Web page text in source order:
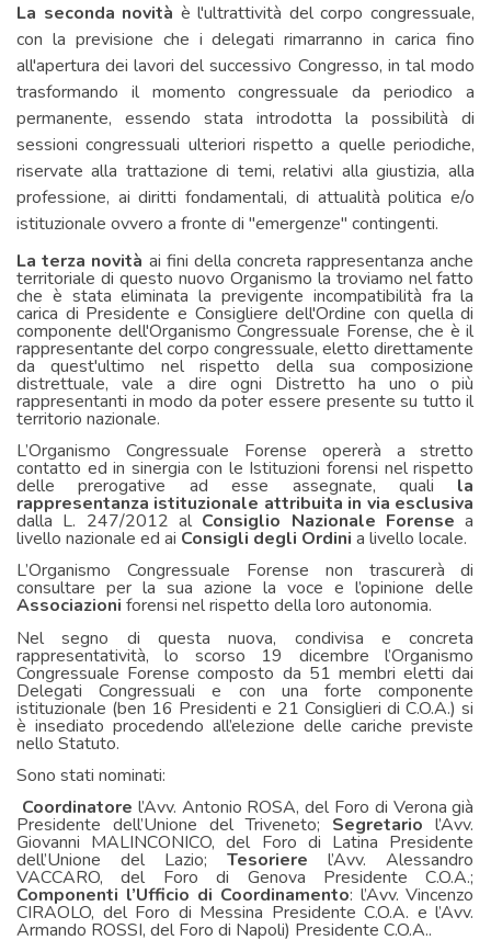
La seconda novità è l'ultrattività del corpo congressuale,
con la previsione che i delegati rimarranno in carica fino
all'apertura dei lavori del successivo Congresso, in tal modo
trasformando il momento congressuale da periodico a
permanente, essendo stata introdotta la possibilità di
sessioni congressuali ulteriori rispetto a quelle periodiche,
riservate alla trattazione di temi, relativi alla giustizia, alla
professione, ai diritti fondamentali, di attualità politica e/o
istituzionale ovvero a fronte di "emergenze" contingenti.
La terza novità ai fini della concreta rappresentanza anche
territoriale di questo nuovo Organismo la troviamo nel fatto
che è stata eliminata la previgente incompatibilità fra la
carica di Presidente e Consigliere dell'Ordine con quella di
componente dell'Organismo Congressuale Forense, che è il
rappresentante del corpo congressuale, eletto direttamente
da quest'ultimo nel rispetto della sua composizione
distrettuale, vale a dire ogni Distretto ha uno o più
rappresentanti in modo da poter essere presente su tutto il
territorio nazionale.
L’Organismo Congressuale Forense opererà a stretto
contatto ed in sinergia con le Istituzioni forensi nel rispetto
delle prerogative ad esse assegnate, quali la
rappresentanza istituzionale attribuita in via esclusiva
dalla L. 247/2012 al Consiglio Nazionale Forense a
livello nazionale ed ai Consigli degli Ordini a livello locale.
L’Organismo Congressuale Forense non trascurerà di
consultare per la sua azione la voce e l’opinione delle
Associazioni forensi nel rispetto della loro autonomia.
Nel segno di questa nuova, condivisa e concreta
rappresentatività, lo scorso 19 dicembre l’Organismo
Congressuale Forense composto da 51 membri eletti dai
Delegati Congressuali e con una forte componente
istituzionale (ben 16 Presidenti e 21 Consiglieri di C.O.A.) si
è insediato procedendo all’elezione delle cariche previste
nello Statuto.
Sono stati nominati:
Coordinatore l’Avv. Antonio ROSA, del Foro di Verona già
Presidente dell’Unione del Triveneto; Segretario l’Avv.
Giovanni MALINCONICO, del Foro di Latina Presidente
dell’Unione del Lazio;Tesorierel’Avv. Alessandro
VACCARO, del Foro di Genova Presidente C.O.A.;
Componenti l’Ufficio di Coordinamento: l’Avv. Vincenzo
CIRAOLO, del Foro di Messina Presidente C.O.A. e l’Avv.
Armando ROSSI, del Foro di Napoli) Presidente C.O.A..